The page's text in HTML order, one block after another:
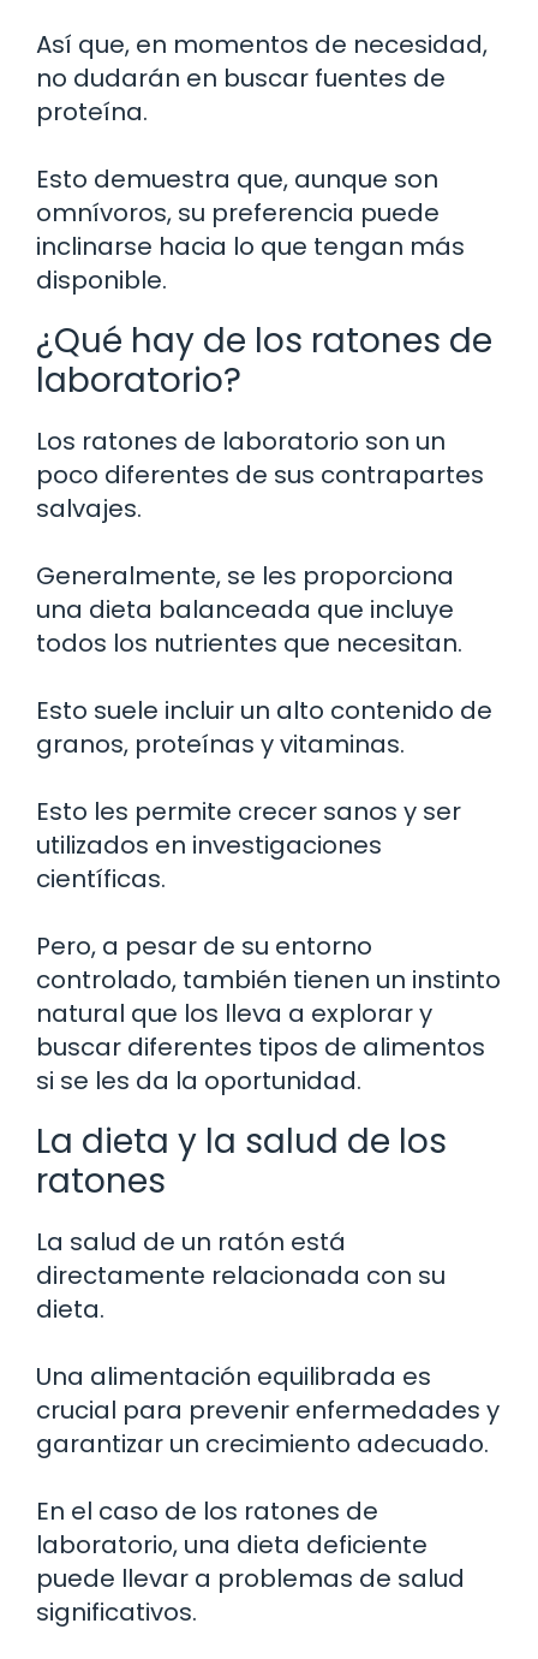
Así que, en momentos de necesidad,
no dudarán en buscar fuentes de
proteína.
Esto demuestra que, aunque son
omnívoros, su preferencia puede
inclinarse hacia lo que tengan más
disponible.
¿Qué hay de los ratones de
laboratorio?
Los ratones de laboratorio son un
poco diferentes de sus contrapartes
salvajes.
Generalmente, se les proporciona
una dieta balanceada que incluye
todos los nutrientes que necesitan.
Esto suele incluir un alto contenido de
granos, proteínas y vitaminas.
Esto les permite crecer sanos y ser
utilizados en investigaciones
científicas.
Pero, a pesar de su entorno
controlado, también tienen un instinto
natural que los lleva a explorar y
buscar diferentes tipos de alimentos
si se les da la oportunidad.
La dieta y la salud de los
ratones
La salud de un ratón está
directamente relacionada con su
dieta.
Una alimentación equilibrada es
crucial para prevenir enfermedades y
garantizar un crecimiento adecuado.
En el caso de los ratones de
laboratorio, una dieta deficiente
puede llevar a problemas de salud
significativos.